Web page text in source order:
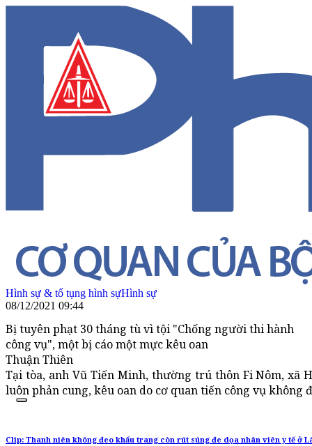
Hình sự & tố tụng hình sựHình sự
08/12/2021 09:44
Bị tuyên phạt 30 tháng tù vì tội "Chống người thi hành
công vụ", một bị cáo một mực kêu oan
Thuận Thiên
Tại tòa, anh Vũ Tiến Minh, thường trú thôn Fi Nôm, xã
luôn phản cung, kêu oan do cơ quan tiến công vụ không
Clip: Thanh niên không đeo khẩu trang còn rút súng đe dọa nhân viên y tế ở